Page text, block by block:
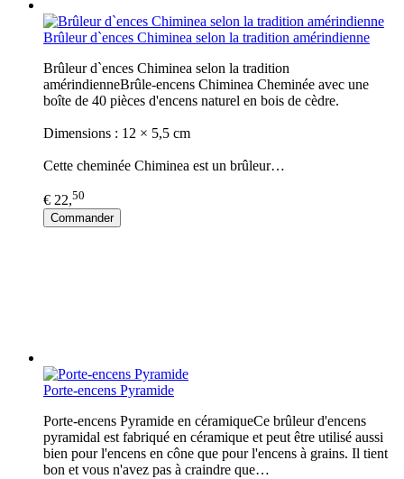
Brûleur d`ences Chiminea selon la tradition amérindienne
Brûleur d`ences Chiminea selon la tradition
amérindienneBrûle-encens Chiminea Cheminée avec une
boîte de 40 pièces d'encens naturel en bois de cèdre.
Dimensions : 12 × 5,5 cm
Cette cheminée Chiminea est un brûleur…
€ 22,50
Commander
Porte-encens Pyramide
Porte-encens Pyramide en céramiqueCe brûleur d'encens
pyramidal est fabriqué en céramique et peut être utilisé aussi
bien pour l'encens en cône que pour l'encens à grains. Il tient
bon et vous n'avez pas à craindre que…